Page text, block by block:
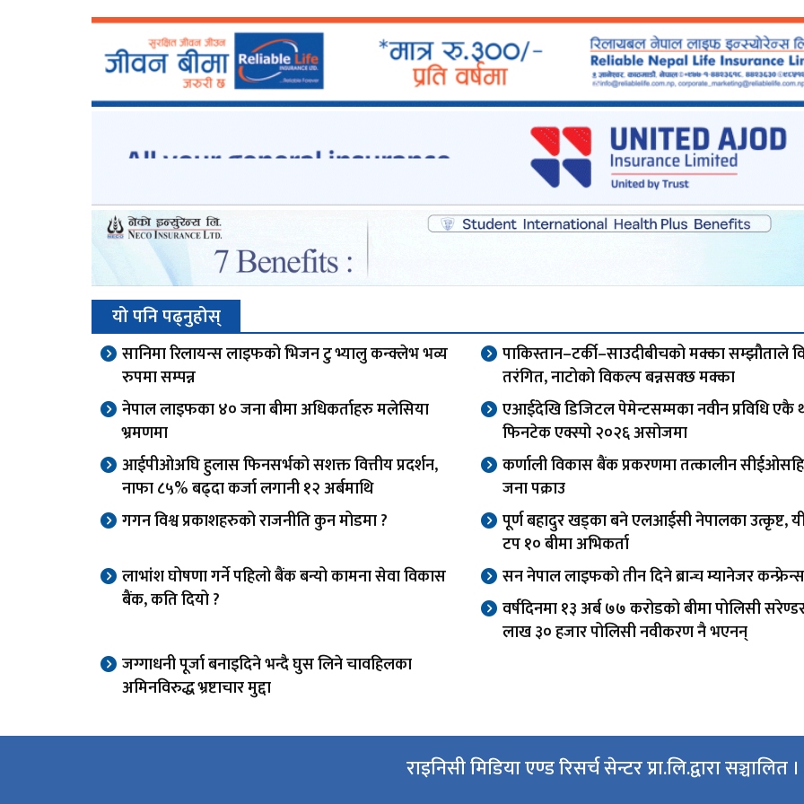
यो पनि पढ्नुहोस्
सानिमा रिलायन्स लाइफको भिजन टु भ्यालु कन्क्लेभ भव्य
रुपमा सम्पन्न
पाकिस्तान–टर्की–साउदीबीचको मक्का सम्झौताले
तरंगित, नाटोको विकल्प बन्नसक्छ मक्का
नेपाल लाइफका ४० जना बीमा अधिकर्ताहरु मलेसिया
भ्रमणमा
एआईदेखि डिजिटल पेमेन्टसम्मका नवीन प्रविधि एकै
फिनटेक एक्स्पो २०२६ असोजमा
आईपीओअघि हुलास फिनसर्भको सशक्त वित्तीय प्रदर्शन,
नाफा ८५% बढ्दा कर्जा लगानी १२ अर्बमाथि
कर्णाली विकास बैंक प्रकरणमा तत्कालीन
जना पक्राउ
गगन विश्व प्रकाशहरुको राजनीति कुन मोडमा ?
पूर्ण बहादुर खड्का बने एलआईसी नेपालका उत्कृष्ट,
टप १० बीमा अभिकर्ता
लाभांश घोषणा गर्ने पहिलो बैंक बन्यो कामना सेवा विकास
बैंक, कति दियो ?
सन नेपाल लाइफको तीन दिने ब्रान्च म्यानेजर
वर्षदिनमा १३ अर्ब ७७ करोडको बीमा पोलिसी
लाख ३० हजार पोलिसी नवीकरण नै भएनन्
जग्गाधनी पूर्जा बनाइदिने भन्दै घुस लिने चावहिलका
अमिनविरुद्ध भ्रष्टाचार मुद्दा
राइनिसी मिडिया एण्ड रिसर्च सेन्टर प्रा.लि.द्वारा सञ्चालित ।